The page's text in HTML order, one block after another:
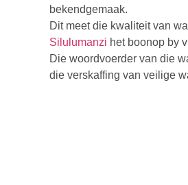
bekendgemaak.
Dit meet die kwaliteit van
Silulumanzi het boonop by
Die woordvoerder van die
die verskaffing van veilige